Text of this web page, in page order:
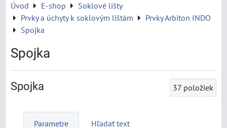
Úvod E-shop
Soklové lišty
Prvky a úchyty k soklovým lištám
Prvky Arbiton INDO
Spojka
Spojka
Spojka 37 položiek
Parametre Hľadať text